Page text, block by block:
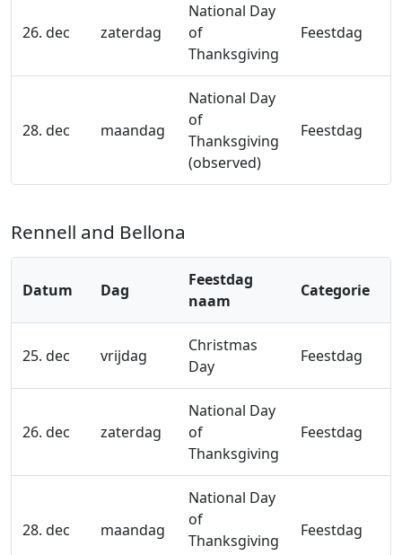
26. dec zaterdag
National Day
of
Thanksgiving
Feestdag
28. dec maandag
National Day
of
Thanksgiving
(observed)
Feestdag
Rennell and Bellona
Datum Dag
Feestdag
naam
Categorie
25. dec vrijdag
Christmas
Day
Feestdag
26. dec zaterdag
National Day
of
Thanksgiving
Feestdag
28. dec maandag
National Day
of
Thanksgiving
Feestdag